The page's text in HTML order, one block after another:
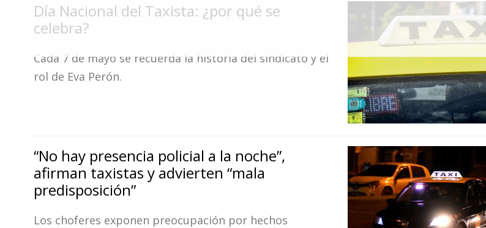
Día Nacional del Taxista: ¿por qué se
celebra?
Cada 7 de mayo se recuerda la historia del sindicato y el
rol de Eva Perón.
“No hay presencia policial a la noche”,
afirman taxistas y advierten “mala
predisposición”
Los choferes exponen preocupación por hechos